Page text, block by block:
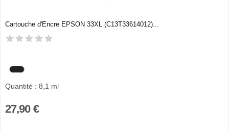
Cartouche d'Encre EPSON 33XL (C13T33614012)...
Quantité : 8,1 ml
27,90 €